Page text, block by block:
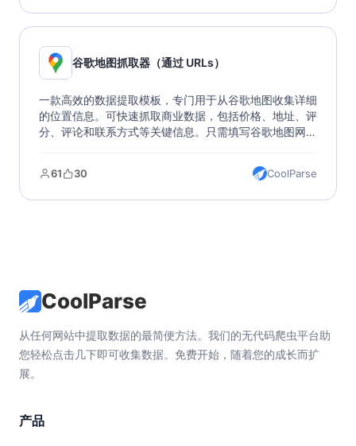
谷歌地图抓取器（通过 URLs）
一款高效的数据提取模板，专门用于从谷歌地图收集详细
的位置信息。可快速抓取商业数据，包括价格、地址、评
分、评论和联系方式等关键信息。只需填写谷歌地图网
Maps API 限制，支持批量提取、多格式导出，适用于市
场研究、竞争分析和位置决策。
61 30 CoolParse
CoolParse
从任何网站中提取数据的最简便方法。我们的无代码爬虫平台助
您轻松点击几下即可收集数据。免费开始，随着您的成长而扩
展。
产品